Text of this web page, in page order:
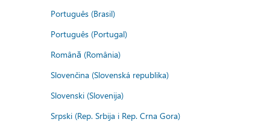
Português (Brasil)
Português (Portugal)
Română (România)
Slovenčina (Slovenská republika)
Slovenski (Slovenija)
Srpski (Rep. Srbija i Rep. Crna Gora)